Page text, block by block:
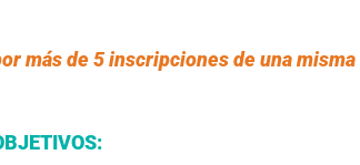
más de 5 inscripciones de una